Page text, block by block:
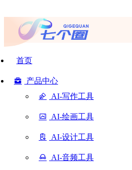
首页
产品中心
AI-写作工具
AI-绘画工具
AI-设计工具
AI-音频工具